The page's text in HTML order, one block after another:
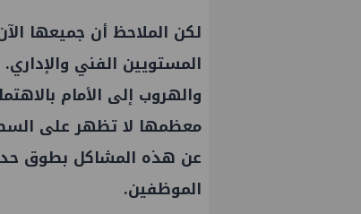
لكن الملاحظ أن جميعها
المستويين الفني
والهروب إلى الأمام
معظمها لا تظهر على
عن هذه المشاكل بطوق
الموظفين.